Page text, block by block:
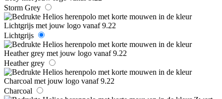
Storm Grey
Lichtgrijs
Heather grey
Charcoal